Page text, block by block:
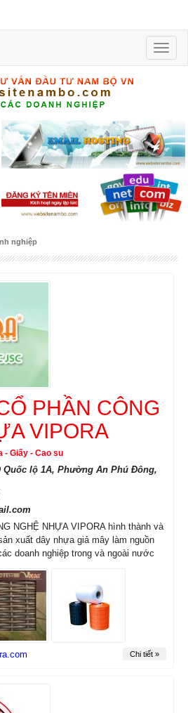
Toggle
nghiệp
PHẦN CÔNG
VIPORA
- Giấy - Cao su
Quốc lộ 1A, Phường An Phú Đông,
NGHỆ NHỰA VIPORA hình thành và
xuất dây nhựa giả mây làm nguồn
doanh nghiệp trong và ngoài nước
Chi tiết »